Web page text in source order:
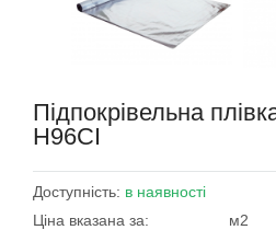
Підпокрівельна
Н96СІ
Доступність: в наявності
Ціна вказана за:
м2